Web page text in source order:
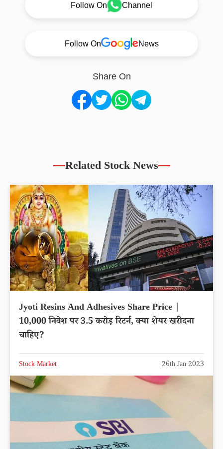
Follow On Channel
Follow On News
Share On
Related Stock News
Jyoti Resins And Adhesives Share Price |
10,000 निवेश पर 3.5 करोड़ रिटर्न, क्या शेयर खरीदना
चाहिए?
Stock Market 26th Jan 2023